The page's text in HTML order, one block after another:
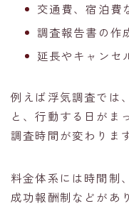
交通費、宿泊費
調査報告書の作
延長やキャンセ
例えば浮気調査では
と、行動する日がま
調査時間が変わります
料金体系には時間制
成功報酬制などがあ